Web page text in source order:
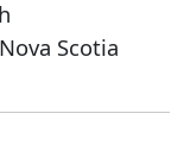
Scotia